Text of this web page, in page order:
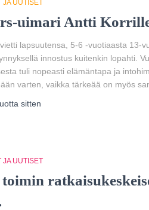
JA UUTISET
uimari Antti
lapsuutensa, 5-6 -vuotiaasta 13-
innostus kuitenkin lopahti.
tuli nopeasti elämäntapa ja
varten, vaikka tärkeää on myös
sitten
JA UUTISET